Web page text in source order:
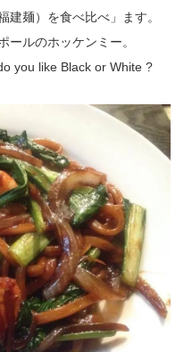
建麺）を食べ比べ」ます。
ールのホッケンミー。
you like Black or White ?